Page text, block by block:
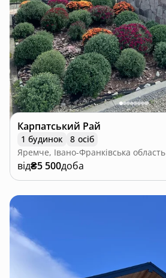
Карпатський Рай
1 будинок
8 осіб
Яремче, Івано-Франківська область
від₴5 500доба